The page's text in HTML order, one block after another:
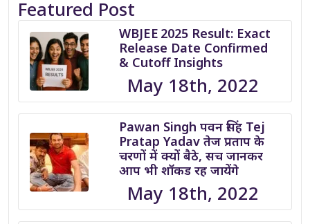
Featured Post
WBJEE 2025 Result: Exact
Release Date Confirmed
& Cutoff Insights
May 18th, 2022
Pawan Singh पवन सिंह Tej
Pratap Yadav तेज प्रताप के
चरणों में क्यों बैठे, सच जानकर
आप भी शॉकड रह जायेंगे
May 18th, 2022